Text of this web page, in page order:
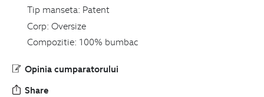
Tip manseta: Patent
Corp: Oversize
Compozitie: 100% bumbac
Opinia cumparatorului
Share